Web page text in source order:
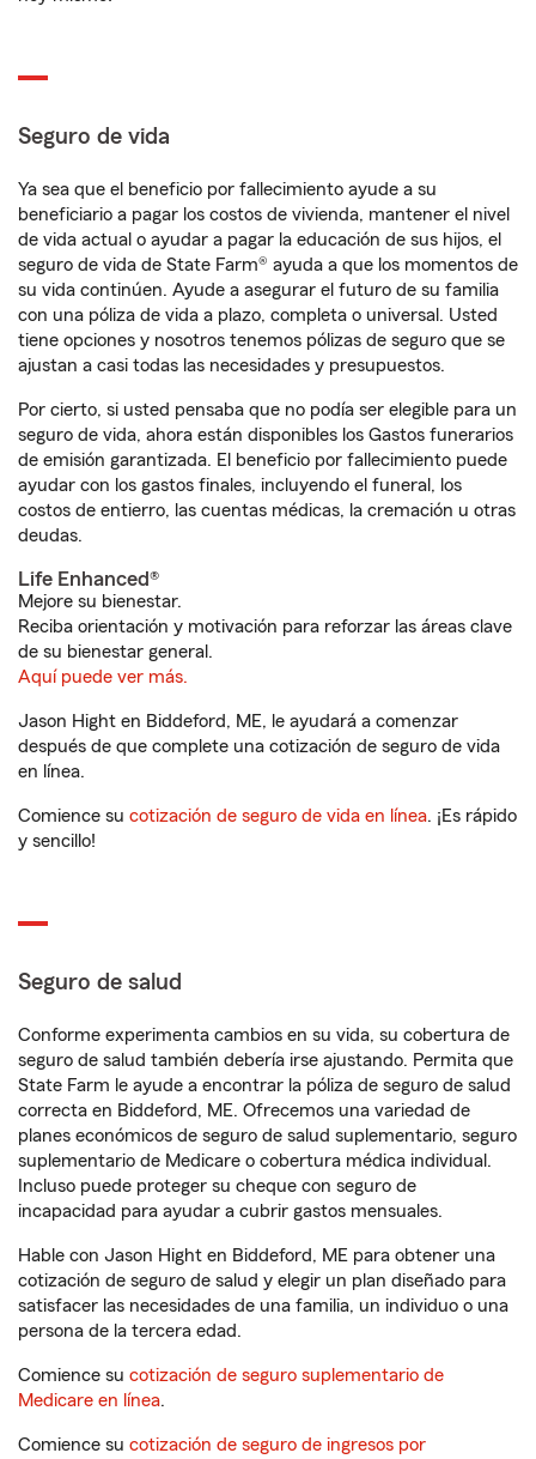
Seguro de vida
Ya sea que el beneficio por fallecimiento ayude a su
beneficiario a pagar los costos de vivienda, mantener el nivel
de vida actual o ayudar a pagar la educación de sus hijos, el
seguro de vida de State Farm® ayuda a que los momentos de
su vida continúen. Ayude a asegurar el futuro de su familia
con una póliza de vida a plazo, completa o universal. Usted
tiene opciones y nosotros tenemos pólizas de seguro que se
ajustan a casi todas las necesidades y presupuestos.
Por cierto, si usted pensaba que no podía ser elegible para un
seguro de vida, ahora están disponibles los Gastos funerarios
de emisión garantizada. El beneficio por fallecimiento puede
ayudar con los gastos finales, incluyendo el funeral, los
costos de entierro, las cuentas médicas, la cremación u otras
deudas.
Life Enhanced®
Mejore su bienestar.
Reciba orientación y motivación para reforzar las áreas clave
de su bienestar general.
Aquí puede ver más.
Jason Hight en Biddeford, ME, le ayudará a comenzar
después de que complete una cotización de seguro de vida
en línea.
Comience su cotización de seguro de vida en línea. ¡Es rápido
y sencillo!
Seguro de salud
Conforme experimenta cambios en su vida, su cobertura de
seguro de salud también debería irse ajustando. Permita que
State Farm le ayude a encontrar la póliza de seguro de salud
correcta en Biddeford, ME. Ofrecemos una variedad de
planes económicos de seguro de salud suplementario, seguro
suplementario de Medicare o cobertura médica individual.
Incluso puede proteger su cheque con seguro de
incapacidad para ayudar a cubrir gastos mensuales.
Hable con Jason Hight en Biddeford, ME para obtener una
cotización de seguro de salud y elegir un plan diseñado para
satisfacer las necesidades de una familia, un individuo o una
persona de la tercera edad.
Comience su cotización de seguro suplementario de
Medicare en línea.
Comience su cotización de seguro de ingresos por